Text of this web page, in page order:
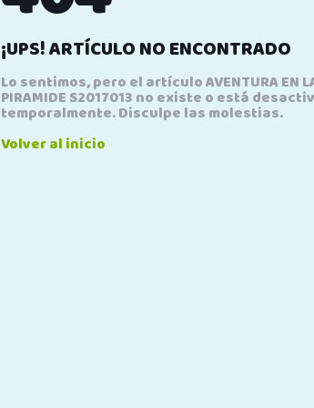
¡UPS! ARTÍCULO NO ENCONTRADO
Lo sentimos, pero el artículo AVENTURA EN
PIRAMIDE S2017013 no existe o está
temporalmente. Disculpe las molestias.
Volver al inicio